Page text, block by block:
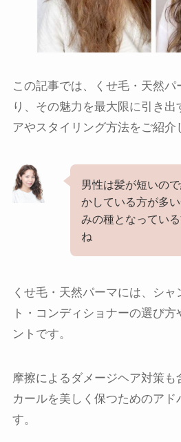
この記事では、くせ毛・天然
り、その魅力を最大限に引き
アやスタイリング方法をご紹介
男性は髪が短いの
かしている方が多
みの種となってい
ね
くせ毛・天然パーマには、シ
ト・コンディショナーの選び
ントです。
摩擦によるダメージヘア対策
カールを美しく保つためのアド
す。